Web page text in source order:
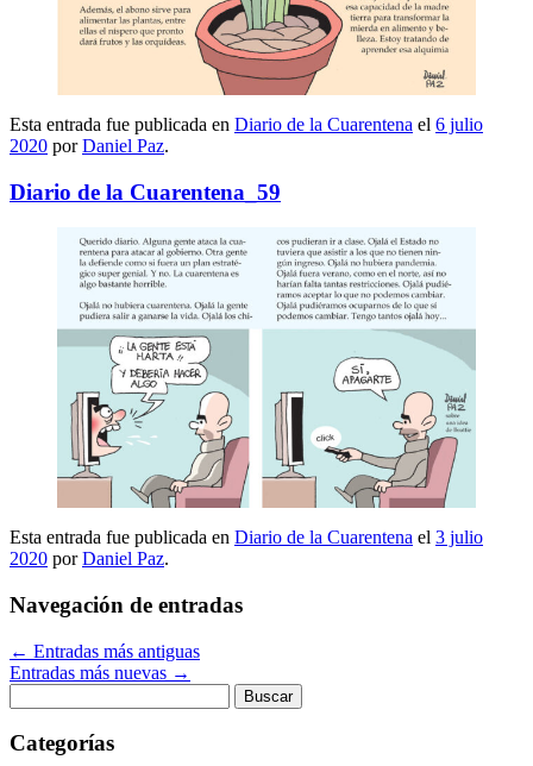
Esta entrada fue publicada en Diario de la Cuarentena el 6 julio
2020 porDaniel Paz.
Diario de la Cuarentena_59
Esta entrada fue publicada en Diario de la Cuarentena el 3 julio
2020 porDaniel Paz.
Navegación de entradas
← Entradas más antiguas
Entradas más nuevas →
Categorías